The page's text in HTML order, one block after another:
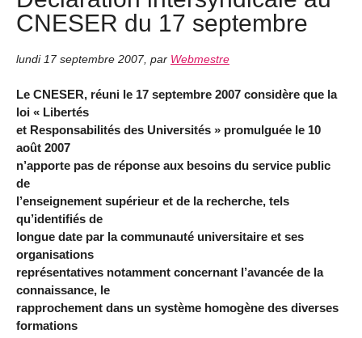
CNESER du 17 septembre
lundi 17 septembre 2007, par Webmestre
Le CNESER, réuni le 17 septembre 2007 considère que la
loi « Libertés
et Responsabilités des Universités » promulguée le 10
août 2007
n’apporte pas de réponse aux besoins du service public
de
l’enseignement supérieur et de la recherche, tels
qu’identifiés de
longue date par la communauté universitaire et ses
organisations
représentatives notamment concernant l’avancée de la
connaissance, le
rapprochement dans un système homogène des diverses
formations